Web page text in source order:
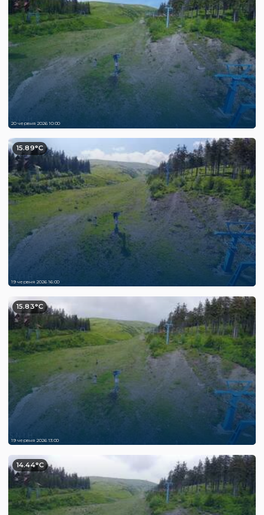
20 червня 2026 10:00
15.89°C
19 червня 2026 16:00
15.83°C
19 червня 2026 13:00
14.44°C